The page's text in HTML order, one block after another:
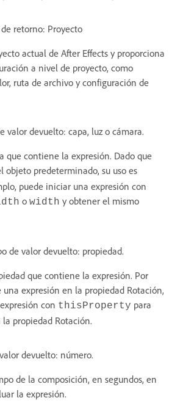
retorno: Proyecto
actual de After Effects y proporciona
a nivel de proyecto, como
ruta de archivo y configuración de
valor devuelto: capa, luz o cámara.
que contiene la expresión. Dado que
objeto predeterminado, su uso es
puede iniciar una expresión con
o width y obtener el mismo
de valor devuelto: propiedad.
que contiene la expresión. Por
una expresión en la propiedad Rotación,
con thisProperty para
propiedad Rotación.
devuelto: número.
de la composición, en segundos, en
la expresión.